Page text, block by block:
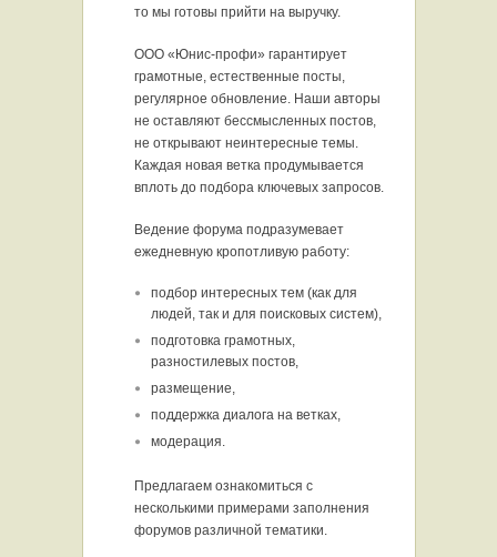
то мы готовы прийти на выручку.
ООО «Юнис-профи» гарантирует
грамотные, естественные посты,
регулярное обновление. Наши авторы
не оставляют бессмысленных постов,
не открывают неинтересные темы.
Каждая новая ветка продумывается
вплоть до подбора ключевых запросов.
Ведение форума подразумевает
ежедневную кропотливую работу:
подбор интересных тем (как для
людей, так и для поисковых систем),
подготовка грамотных,
разностилевых постов,
размещение,
поддержка диалога на ветках,
модерация.
Предлагаем ознакомиться с
несколькими примерами заполнения
форумов различной тематики.